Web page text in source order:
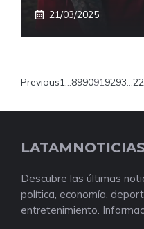
21/03/2025
Previous1…8990919293…
LATAMNOTICIAS
Descubre las últimas
política, economía,
entretenimiento.